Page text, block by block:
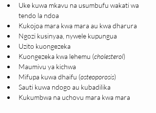
Uke kuwa mkavu na usumbufu wakati wa
tendo la ndoa
Kukojoa mara kwa mara au kwa dharura
Ngozi kusinyaa, nywele kupungua
Uzito kuongezeka
Kuongezeka kwa lehemu (cholesterol)
Maumivu ya kichwa
Mifupa kuwa dhaifu (osteoporosis)
Sauti kuwa ndogo au kubadilika
Kukumbwa na uchovu mara kwa mara